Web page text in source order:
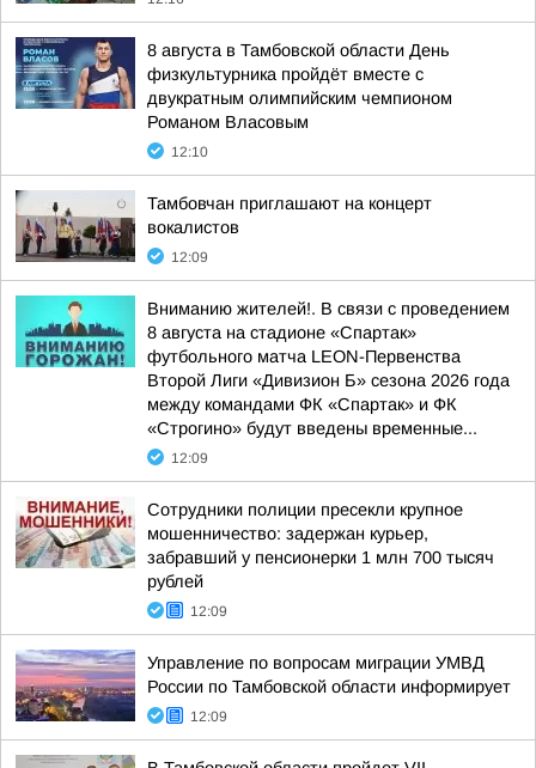
8 августа в Тамбовской области День
физкультурника пройдёт вместе с
двукратным олимпийским чемпионом
Романом Власовым
12:10
Тамбовчан приглашают на концерт
вокалистов
12:09
Вниманию жителей!. В связи с проведением
8 августа на стадионе «Спартак»
футбольного матча LEON-Первенства
Второй Лиги «Дивизион Б» сезона 2026 года
между командами ФК «Спартак» и ФК
«Строгино» будут введены временные...
12:09
Сотрудники полиции пресекли крупное
мошенничество: задержан курьер,
забравший у пенсионерки 1 млн 700 тысяч
рублей
12:09
Управление по вопросам миграции УМВД
России по Тамбовской области информирует
12:09